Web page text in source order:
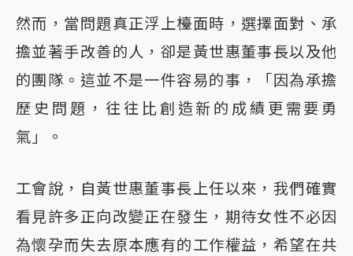
然而，當問題真正浮上檯面時，選擇面對、承
擔並著手改善的人，卻是黃世惠董事長以及他
的團隊。這並不是一件容易的事，「因為承擔
歷史問題，往往比創造新的成績更需要勇
氣」。
工會說，自黃世惠董事長上任以來，我們確實
看見許多正向改變正在發生，期待女性不必因
為懷孕而失去原本應有的工作權益，希望在共